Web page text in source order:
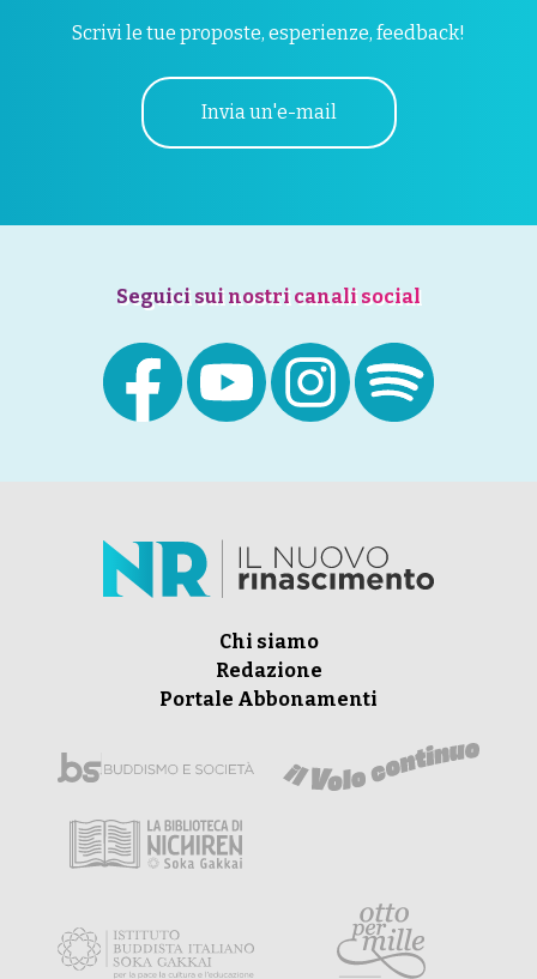
Scrivi le tue proposte, esperienze, feedback!
Invia un'e-mail
Seguici sui nostri canali social
Chi siamo
Redazione
Portale Abbonamenti